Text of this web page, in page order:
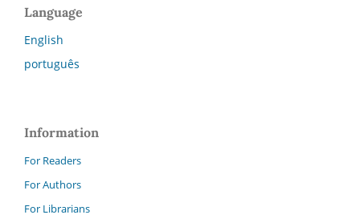
Language
English
português
Information
For Readers
For Authors
For Librarians